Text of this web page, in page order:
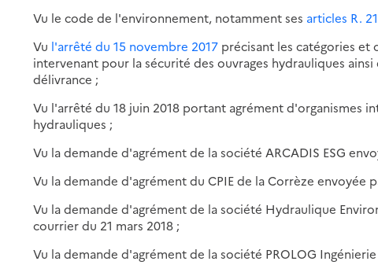
Vu le code de l'environnement, notamment ses articles R.
Vu l'arrêté du 15 novembre 2017 précisant les catégories et
intervenant pour la sécurité des ouvrages hydrauliques
délivrance ;
Vu l'arrêté du 18 juin 2018 portant agrément d'organismes
hydrauliques ;
Vu la demande d'agrément de la société ARCADIS ESG
Vu la demande d'agrément du CPIE de la Corrèze envoyée
Vu la demande d'agrément de la société Hydraulique
courrier du 21 mars 2018 ;
Vu la demande d'agrément de la société PROLOG